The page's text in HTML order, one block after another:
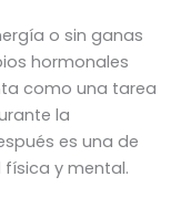
o sin ganas
hormonales
como una tarea
la
es una de
y mental.